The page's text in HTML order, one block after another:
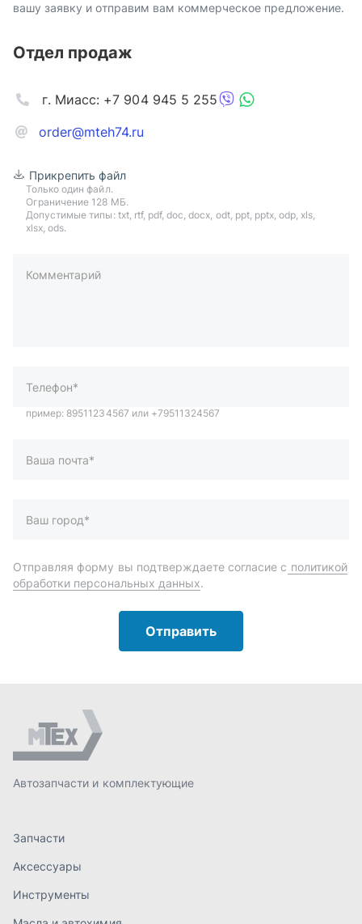
вашу заявку и отправим вам коммерческое предложение.
Отдел продаж
order@mteh74.ru
г. Миасс: +7 904 945 5 255
Прикрепить файл
Только один файл.
Ограничение 128 МБ.
Допустимые типы: txt, rtf, pdf, doc, docx, odt, ppt, pptx, odp, xls,
xlsx, ods.
Комментарий
пример: 89511234567 или +79511324567
Отправить
Автозапчасти и комплектующие
Масла и автохимия
Спецпредложения
Доставка и оплата
Контакты